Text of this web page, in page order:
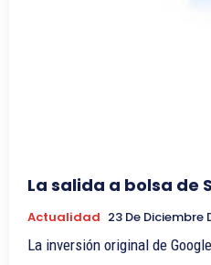
La salida a bolsa de
Actualidad 23 De Diciembre
La inversión original de